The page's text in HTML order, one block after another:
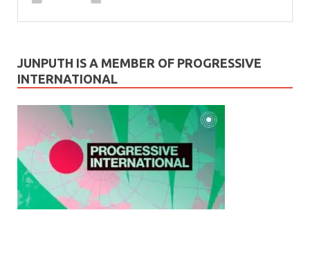
JUNPUTH IS A MEMBER OF PROGRESSIVE
INTERNATIONAL